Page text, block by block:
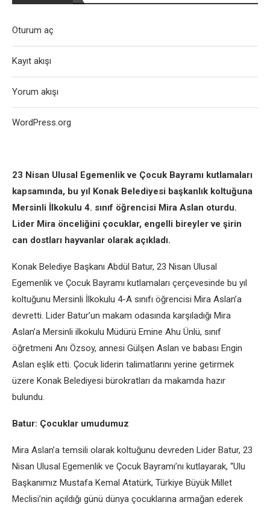
23 Nisan Ulusal Egemenlik ve Çocuk Bayramı kutlamaları
kapsamında, bu yıl Konak Belediyesi başkanlık koltuğuna
Mersinli İlkokulu 4. sınıf öğrencisi Mira Aslan oturdu.
Lider Mira önceliğini çocuklar, engelli bireyler ve şirin
can dostları hayvanlar olarak açıkladı.
Konak Belediye Başkanı Abdül Batur, 23 Nisan Ulusal
Egemenlik ve Çocuk Bayramı kutlamaları çerçevesinde bu yıl
koltuğunu Mersinli İlkokulu 4-A sınıfı öğrencisi Mira Aslan’a
devretti. Lider Batur’un makam odasında karşıladığı Mira
Aslan’a Mersinli ilkokulu Müdürü Emine Ahu Ünlü, sınıf
öğretmeni Anı Özsoy, annesi Gülşen Aslan ve babası Engin
Aslan eşlik etti. Çocuk liderin talimatlarını yerine getirmek
üzere Konak Belediyesi bürokratları da makamda hazır
bulundu.
Batur: Çocuklar umudumuz
Mira Aslan’a temsili olarak koltuğunu devreden Lider Batur, 23
Nisan Ulusal Egemenlik ve Çocuk Bayramı’nı kutlayarak, “Ulu
Başkanımız Mustafa Kemal Atatürk, Türkiye Büyük Millet
Meclisi’nin açıldığı günü dünya çocuklarına armağan ederek
Oturum aç
Kayıt akışı
Yorum akışı
WordPress.org